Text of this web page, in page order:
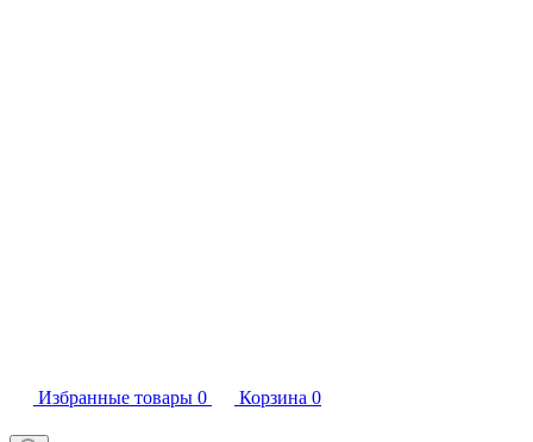
Избранные товары 0 Корзина 0